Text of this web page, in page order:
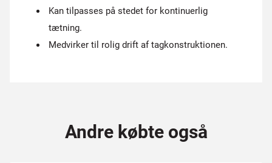
Kan tilpasses på stedet for kontinuerlig
tætning.
Medvirker til rolig drift af tagkonstruktionen.
Andre købte også